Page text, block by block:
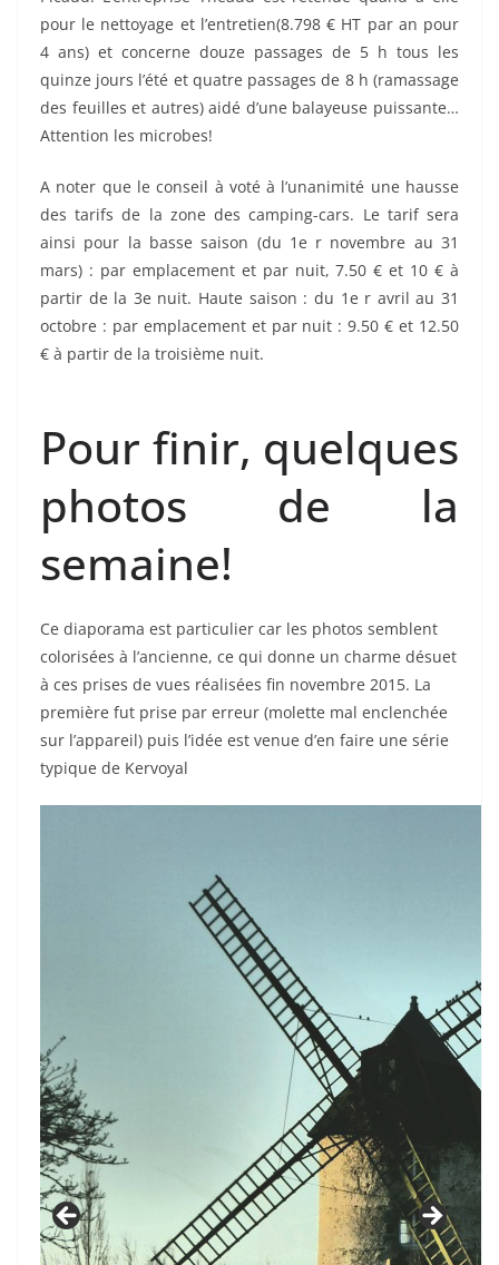
pour le nettoyage et l’entretien(8.798 € HT par an pour
4 ans) et concerne douze passages de 5 h tous les
quinze jours l’été et quatre passages de 8 h (ramassage
des feuilles et autres) aidé d’une balayeuse puissante…
Attention les microbes!
A noter que le conseil à voté à l’unanimité une hausse
des tarifs de la zone des camping-cars. Le tarif sera
ainsi pour la basse saison (du 1e r novembre au 31
mars) : par emplacement et par nuit, 7.50 € et 10 € à
partir de la 3e nuit. Haute saison : du 1e r avril au 31
octobre : par emplacement et par nuit : 9.50 € et 12.50
€ à partir de la troisième nuit.
Pour finir, quelques
photos de la
semaine!
Ce diaporama est particulier car les photos semblent
colorisées à l’ancienne, ce qui donne un charme désuet
à ces prises de vues réalisées fin novembre 2015. La
première fut prise par erreur (molette mal enclenchée
sur l’appareil) puis l’idée est venue d’en faire une série
typique de Kervoyal